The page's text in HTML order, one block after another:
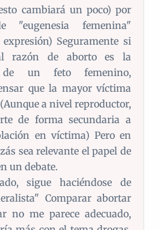
cambiará un poco) por
"eugenesia femenina"
Seguramente si
razón de aborto es la
de un feto femenino,
que la mayor víctima
a nivel reproductor,
de forma secundaria a
en víctima) Pero en
sea relevante el papel de
un debate.
sigue haciéndose de
Comparar abortar
no me parece adecuado,